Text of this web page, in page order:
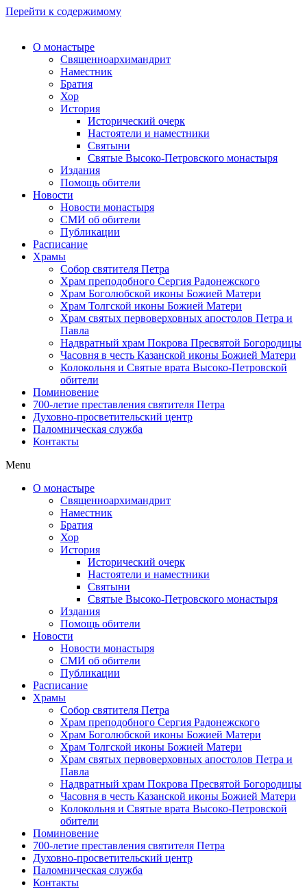
Перейти к содержимому
О монастыре
Священноархимандрит
Наместник
Братия
Хор
История
Исторический очерк
Настоятели и наместники
Святыни
Святые Высоко-Петровского монастыря
Издания
Помощь обители
Новости
Новости монастыря
СМИ об обители
Публикации
Расписание
Храмы
Собор святителя Петра
Храм преподобного Сергия Радонежского
Храм Боголюбской иконы Божией Матери
Храм Толгской иконы Божией Матери
Храм святых первоверховных апостолов Петра и
Павла
Надвратный храм Покрова Пресвятой Богородицы
Часовня в честь Казанской иконы Божией Матери
Колокольня и Святые врата Высоко-Петровской
обители
Поминовение
700-летие преставления святителя Петра
Духовно-просветительский центр
Паломническая служба
Контакты
Menu
О монастыре
Священноархимандрит
Наместник
Братия
Хор
История
Исторический очерк
Настоятели и наместники
Святыни
Святые Высоко-Петровского монастыря
Издания
Помощь обители
Новости
Новости монастыря
СМИ об обители
Публикации
Расписание
Храмы
Собор святителя Петра
Храм преподобного Сергия Радонежского
Храм Боголюбской иконы Божией Матери
Храм Толгской иконы Божией Матери
Храм святых первоверховных апостолов Петра и
Павла
Надвратный храм Покрова Пресвятой Богородицы
Часовня в честь Казанской иконы Божией Матери
Колокольня и Святые врата Высоко-Петровской
обители
Поминовение
700-летие преставления святителя Петра
Духовно-просветительский центр
Паломническая служба
Контакты